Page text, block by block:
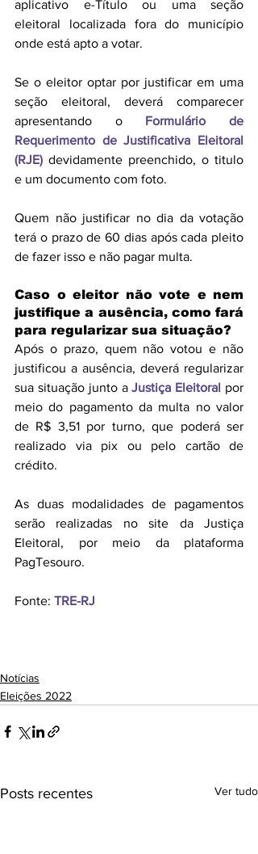
aplicativo e-Título ou uma seção
eleitoral localizada fora do município
onde está apto a votar.
Se o eleitor optar por justificar em uma
seção eleitoral, deverá comparecer
apresentando o Formulário de
Requerimento de Justificativa Eleitoral
(RJE) devidamente preenchido, o titulo
e um documento com foto.
Quem não justificar no dia da votação
terá o prazo de 60 dias após cada pleito
de fazer isso e não pagar multa.
Caso o eleitor não vote e nem
justifique a ausência, como fará
para regularizar sua situação?
Após o prazo, quem não votou e não
justificou a ausência, deverá regularizar
sua situação junto a Justiça Eleitoral por
meio do pagamento da multa no valor
de R$ 3,51 por turno, que poderá ser
realizado via pix ou pelo cartão de
crédito.
As duas modalidades de pagamentos
serão realizadas no site da Justiça
Eleitoral, por meio da plataforma
PagTesouro.
Fonte: TRE-RJ
Notícias
Eleições 2022
Posts recentes Ver tudo